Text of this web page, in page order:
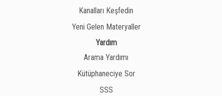
Kanalları Keşfedin
Yeni Gelen Materyaller
Yardım
Arama Yardımı
Kütüphaneciye Sor
SSS